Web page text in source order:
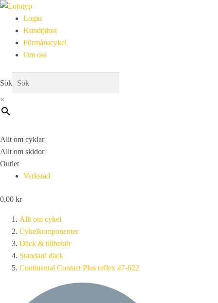
Login
Kundtjänst
Förmånscykel
Om oss
Sök
×
Allt om cyklar
Allt om skidor
Outlet
Verkstad
0,00 kr
Allt om cykel
Cykelkomponenter
Däck & tillbehör
Standard däck
Continental Contact Plus reflex 47-622